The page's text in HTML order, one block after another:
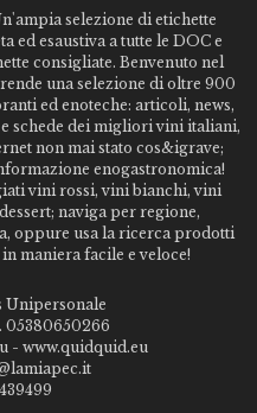
selezione di etichette
ed esaustiva a tutte le DOC e
consigliate. Benvenuto nel
una selezione di oltre 900
ed enoteche: articoli, news,
schede dei migliori vini italiani,
non mai stato cos&igrave;
enogastronomica!
vini rossi, vini bianchi, vini
naviga per regione,
oppure usa la ricerca prodotti
maniera facile e veloce!
05380650266
- www.quidquid.eu